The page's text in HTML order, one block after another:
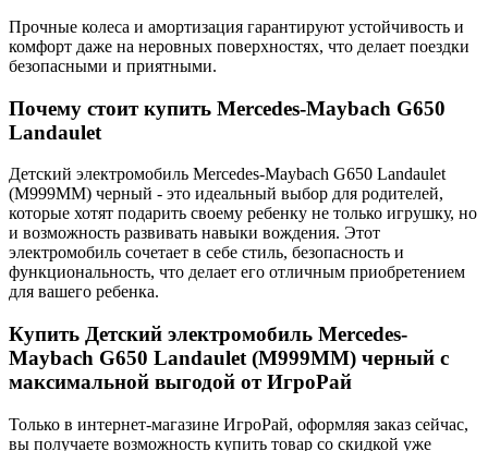
Прочные колеса и амортизация гарантируют устойчивость и
комфорт даже на неровных поверхностях, что делает поездки
безопасными и приятными.
Почему стоит купить Mercedes-Maybach G650
Landaulet
Детский электромобиль Mercedes-Maybach G650 Landaulet
(M999MM) черный - это идеальный выбор для родителей,
которые хотят подарить своему ребенку не только игрушку, но
и возможность развивать навыки вождения. Этот
электромобиль сочетает в себе стиль, безопасность и
функциональность, что делает его отличным приобретением
для вашего ребенка.
Купить Детский электромобиль Mercedes-
Maybach G650 Landaulet (M999MM) черный с
максимальной выгодой от ИгроРай
Только в интернет-магазине ИгроРай, оформляя заказ сейчас,
вы получаете возможность купить товар со скидкой уже